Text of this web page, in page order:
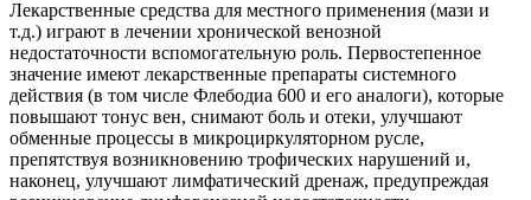
Лекарственные средства для местного применения (мази и
т.д.) играют в лечении хронической венозной
недостаточности вспомогательную роль. Первостепенное
значение имеют лекарственные препараты системного
действия (в том числе Флебодиа 600 и его аналоги), которые
повышают тонус вен, снимают боль и отеки, улучшают
обменные процессы в микроциркуляторном русле,
препятствуя возникновению трофических нарушений и,
наконец, улучшают лимфатический дренаж, предупреждая